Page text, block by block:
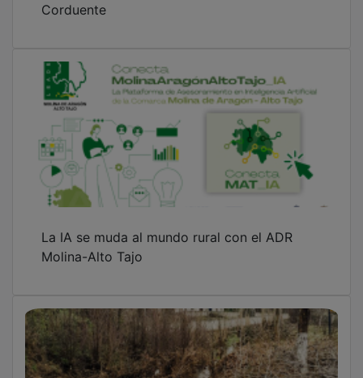
Corduente
La IA se muda al mundo rural con el ADR
Molina-Alto Tajo